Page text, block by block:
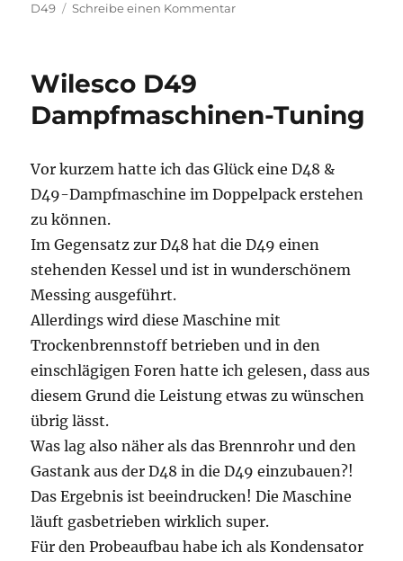
D49 Schreibe einen Kommentarzu
Wilesco D49
Dampfmaschinen-Tuning
Vor kurzem hatte ich das Glück eine D48 &
D49-Dampfmaschine im Doppelpack erstehen
zu können.
Im Gegensatz zur D48 hat die D49 einen
stehenden Kessel und ist in wunderschönem
Messing ausgeführt.
Allerdings wird diese Maschine mit
Trockenbrennstoff betrieben und in den
einschlägigen Foren hatte ich gelesen, dass aus
diesem Grund die Leistung etwas zu wünschen
übrig lässt.
Was lag also näher als das Brennrohr und den
Gastank aus der D48 in die D49 einzubauen?!
Das Ergebnis ist beeindrucken! Die Maschine
läuft gasbetrieben wirklich super.
Für den Probeaufbau habe ich als Kondensator